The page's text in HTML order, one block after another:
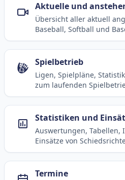
Aktuelle und
Übersicht aller aktuell
Baseball, Softball und
Spielbetrieb
Ligen, Spielpläne,
zum laufenden
Statistiken und
Auswertungen,
Einsätze von
Termine